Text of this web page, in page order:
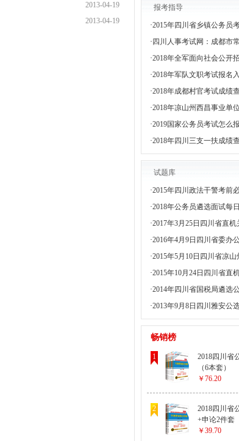
2013-04-19
2013-04-19
报考指导
·2015年四川省乡镇公务员
· 四川人事考试网：成都市
·2018年全军面向社会公开
·2018年军队文职考试报名
·2018年成都村官考试成绩
·2018年凉山州西昌事业单
·2019国家公务员考试怎么
·2018年四川三支一扶成绩
试题库
·2015年四川政法干警考前
·2018年公务员遴选面试每
·2017年3月25日四川省直
·2016年4月9日四川省委办
·2015年5月10日四川省凉山
·2015年10月24日四川省直
·2014年四川省国税局遴选
·2013年9月8日四川雅安公
畅销榜
1
2018四川省
（6本套）
￥76.20
2
2018四川省
+申论2件套
￥39.70